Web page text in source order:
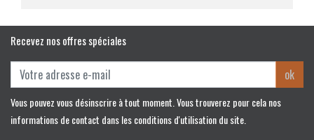
Recevez nos offres spéciales
ok
Vous pouvez vous désinscrire à tout moment. Vous trouverez pour cela nos
informations de contact dans les conditions d'utilisation du site.